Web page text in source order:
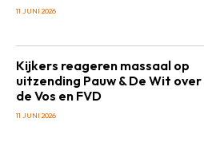
11 JUNI 2026
Kijkers reageren massaal op
uitzending Pauw & De Wit
de Vos en FVD
11 JUNI 2026